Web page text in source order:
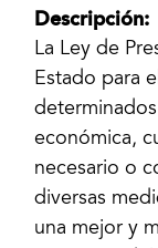
Descripción:
La Ley de
Estado para
económica,
necesario o
diversas
una mejor y